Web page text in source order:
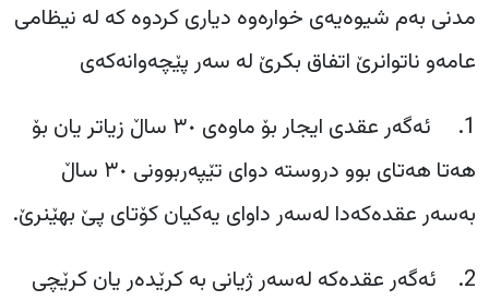
مدنی بەم شیوەیەی خوارەوە دیاری کردوە کە لە نیظامی
عامەو ناتوانرێ اتفاق بکرێ لە سەر پێچەوانەکەی
1. ‎ ئەگەر عقدی ایجار بۆ ماوەی ٣٠ ساڵ زیاتر یان بۆ
هەتا هەتای بوو دروستە دوای تێپەربوونی ٣٠ ساڵ
بەسەر عقدەکەدا لەسەر داوای یەکیان کۆتای پێ بهێنرێ.
2. ‎ئەگەر عقدەکە لەسەر ژیانی بە کرێدەر یان کرێچی